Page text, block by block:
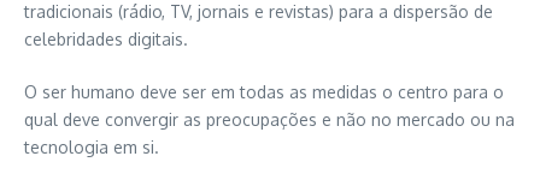
tradicionais (rádio, TV, jornais e revistas) para a dispersão de
celebridades digitais.
O ser humano deve ser em todas as medidas o centro para o
qual deve convergir as preocupações e não no mercado ou na
tecnologia em si.